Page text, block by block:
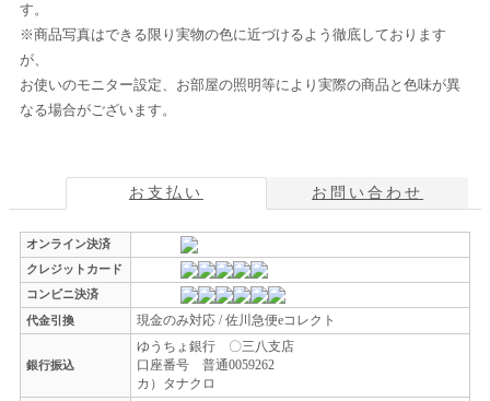
す。
※商品写真はできる限り実物の色に近づけるよう徹底しております
が、
お使いのモニター設定、お部屋の照明等により実際の商品と色味が異
なる場合がございます。
お支払い お問い合わせ
オンライン決済
クレジットカード
コンビニ決済
代金引換
現金のみ対応 / 佐川急便eコレクト
銀行振込
ゆうちょ銀行 〇三八支店
口座番号 普通0059262
カ）タナクロ